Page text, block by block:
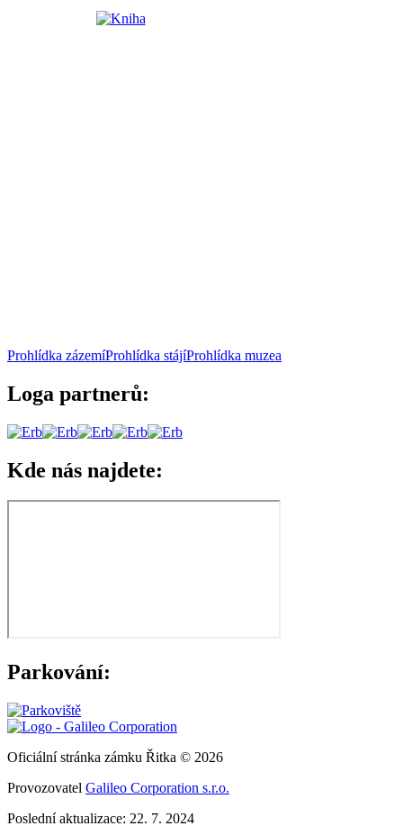
Prohlídka zázemíProhlídka stájíProhlídka muzea
Loga partnerů:
Kde nás najdete:
Parkování:
Oficiální stránka zámku Řitka © 2026
Provozovatel Galileo Corporation s.r.o.
Poslední aktualizace: 22. 7. 2024